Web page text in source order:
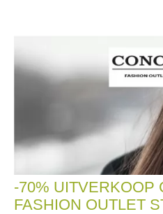
-70% UITVERKOOP
FASHION OUTLET